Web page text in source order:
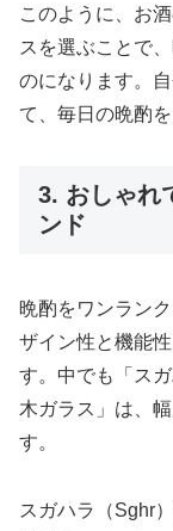
このように、お
スを選ぶことで
のになります。
て、毎日の晩酌
3. おしゃれ
ンド
晩酌をワンラン
ザイン性と機能
す。中でも「ス
木ガラス」は、
す。
スガハラ（Sghr